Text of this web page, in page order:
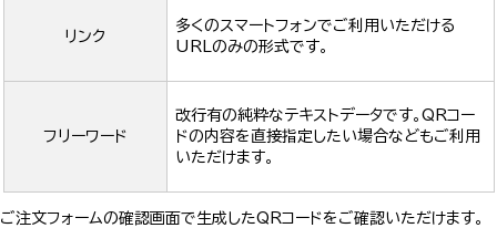
リンク
多くのスマートフォンでご利用いただける
URLのみの形式です。
フリーワード
改行有の純粋なテキストデータです。QRコー
ドの内容を直接指定したい場合などもご利用
いただけます。
ご注文フォームの確認画面で生成したQRコードをご確認いただけます。